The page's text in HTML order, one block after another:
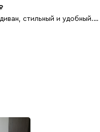
стильный и удобный.
3.Из-за того, что диван